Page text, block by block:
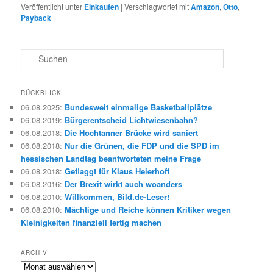
Veröffentlicht unter Einkaufen |Verschlagwortet mitAmazon,Otto,
Payback
u
h
n
RÜCKBLICK
06.08.2025: Bundesweit einmalige Basketballplätze
06.08.2019: Bürgerentscheid Lichtwiesenbahn?
06.08.2018: Die Hochtanner Brücke wird saniert
06.08.2018:Nur die Grünen, die FDP und die SPD im
hessischen Landtag beantworteten meine Frage
06.08.2018:Geflaggt für Klaus Heierhoff
06.08.2016: Der Brexit wirkt auch woanders
06.08.2010:Willkommen, Bild.de-Leser!
06.08.2010:Mächtige und Reiche können Kritiker wegen
Kleinigkeiten finanziell fertig machen
ARCHIV
Archiv